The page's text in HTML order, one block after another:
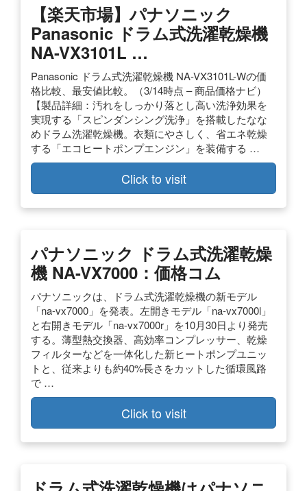
【楽天市場】パナソニック
Panasonic ドラム式洗濯乾燥機
NA-VX3101L …
Panasonic ドラム式洗濯乾燥機 NA-VX3101L-Wの価
格比較、最安値比較。（3/14時点 – 商品価格ナビ）
【製品詳細：汚れをしっかり落とし高い洗浄効果を
実現する「スピンダンシング洗浄」を搭載したなな
めドラム洗濯乾燥機。衣類にやさしく、省エネ乾燥
する「エコヒートポンプエンジン」を装備する …
Click to visit
パナソニック ドラム式洗濯乾燥
機 NA-VX7000：価格コム
パナソニックは、ドラム式洗濯乾燥機の新モデル
「na-vx7000」を発表。左開きモデル「na-vx7000l」
と右開きモデル「na-vx7000r」を10月30日より発売
する。薄型熱交換器、高効率コンプレッサー、乾燥
フィルターなどを一体化した新ヒートポンプユニッ
トと、従来よりも約40%長さをカットした循環風路
で …
Click to visit